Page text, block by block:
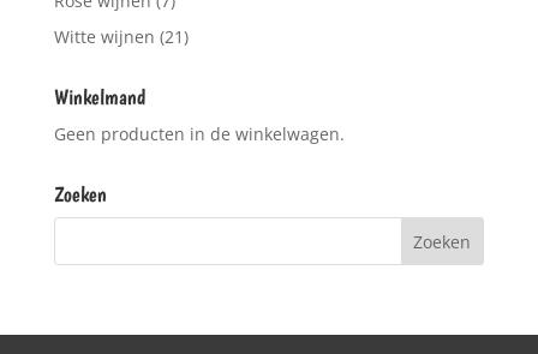
Witte wijnen (21)
Winkelmand
Geen producten in de winkelwagen.
Zoeken